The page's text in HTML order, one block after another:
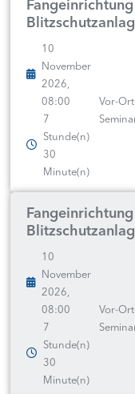
10
November
2026,
08:00
7
Stunde(n)
30
Minute(n)
Vor-
10
November
2026,
08:00
7
Stunde(n)
30
Minute(n)
Vor-